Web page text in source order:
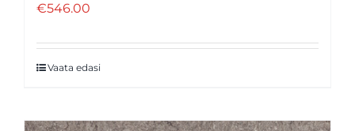
€546.00
Vaata edasi